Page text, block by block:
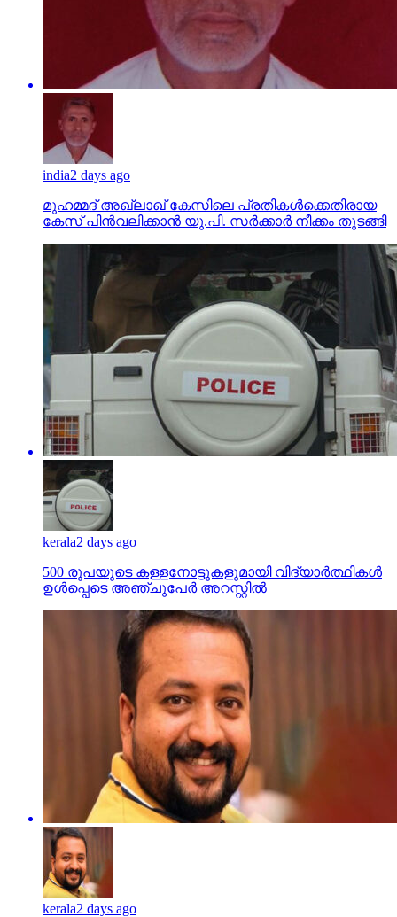
india2 days ago
മുഹമ്മദ് അഖ്‌ലാഖ് കേസിലെ പ്രതികള്‍ക്കെതിരായ
കേസ് പിന്‍വലിക്കാന്‍ യു.പി. സര്‍ക്കാര്‍ നീക്കം തുടങ്ങി
kerala2 days ago
500 രൂപയുടെ കള്ളനോട്ടുകളുമായി വിദ്യാര്‍ത്ഥികള്‍
ഉള്‍പ്പെടെ അഞ്ചുപേര്‍ അറസ്റ്റില്‍
kerala2 days ago